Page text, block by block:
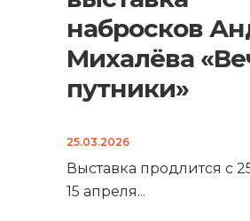
набросков
Михалёва
путники»
25.03.2026
Выставка продлится с
15 апреля...